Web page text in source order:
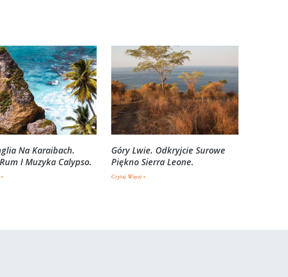
Na Karaibach.
I Muzyka Calypso.
Góry Lwie. Odkryjcie Surowe
Piękno Sierra Leone.
Czytaj Więcej »